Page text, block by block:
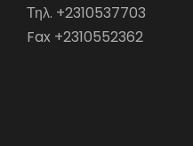
Τηλ. +2310537703
Fax +2310552362